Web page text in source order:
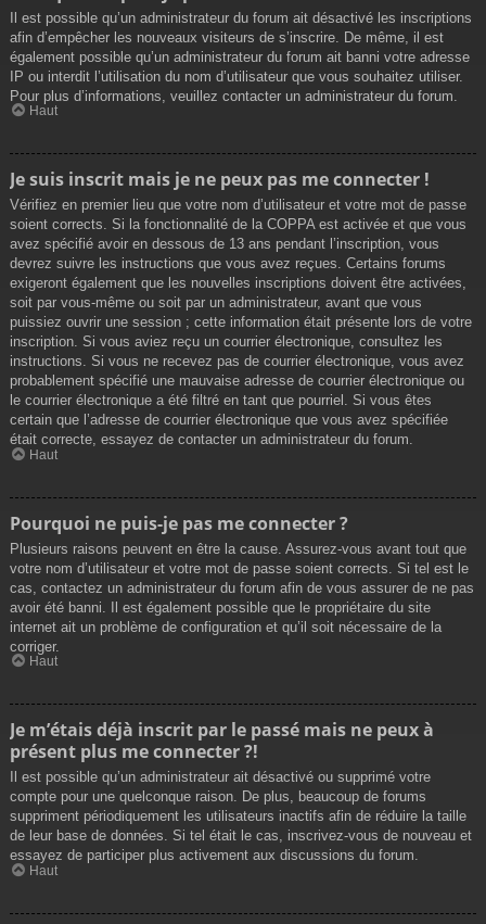
Il est possible qu’un administrateur du forum ait désactivé les inscriptions
afin d’empêcher les nouveaux visiteurs de s’inscrire. De même, il est
également possible qu’un administrateur du forum ait banni votre adresse
IP ou interdit l’utilisation du nom d’utilisateur que vous souhaitez utiliser.
Pour plus d’informations, veuillez contacter un administrateur du forum.
Haut
Je suis inscrit mais je ne peux pas me connecter !
Vérifiez en premier lieu que votre nom d’utilisateur et votre mot de passe
soient corrects. Si la fonctionnalité de la COPPA est activée et que vous
avez spécifié avoir en dessous de 13 ans pendant l’inscription, vous
devrez suivre les instructions que vous avez reçues. Certains forums
exigeront également que les nouvelles inscriptions doivent être activées,
soit par vous-même ou soit par un administrateur, avant que vous
puissiez ouvrir une session ; cette information était présente lors de votre
inscription. Si vous aviez reçu un courrier électronique, consultez les
instructions. Si vous ne recevez pas de courrier électronique, vous avez
probablement spécifié une mauvaise adresse de courrier électronique ou
le courrier électronique a été filtré en tant que pourriel. Si vous êtes
certain que l’adresse de courrier électronique que vous avez spécifiée
était correcte, essayez de contacter un administrateur du forum.
Haut
Pourquoi ne puis-je pas me connecter ?
Plusieurs raisons peuvent en être la cause. Assurez-vous avant tout que
votre nom d’utilisateur et votre mot de passe soient corrects. Si tel est le
cas, contactez un administrateur du forum afin de vous assurer de ne pas
avoir été banni. Il est également possible que le propriétaire du site
internet ait un problème de configuration et qu’il soit nécessaire de la
corriger.
Haut
Je m’étais déjà inscrit par le passé mais ne peux à
présent plus me connecter ?!
Il est possible qu’un administrateur ait désactivé ou supprimé votre
compte pour une quelconque raison. De plus, beaucoup de forums
suppriment périodiquement les utilisateurs inactifs afin de réduire la taille
de leur base de données. Si tel était le cas, inscrivez-vous de nouveau et
essayez de participer plus activement aux discussions du forum.
Haut